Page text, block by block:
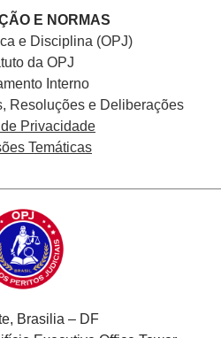
E NORMAS
e Disciplina (OPJ)
da OPJ
Interno
Resoluções e Deliberações
Privacidade
Temáticas
Brasilia – DF